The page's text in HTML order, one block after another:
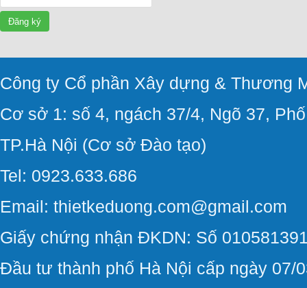
Đăng ký
Công ty Cổ phần Xây dựng & Thương
Cơ sở 1: số 4, ngách 37/4, Ngõ 37,
TP.Hà Nội (Cơ sở Đào tạo)
Tel: 0923.633.686
Email: thietkeduong.com@gmail.com
Giấy chứng nhận ĐKDN: Số
Đầu tư thành phố Hà Nội cấp ngày 07/